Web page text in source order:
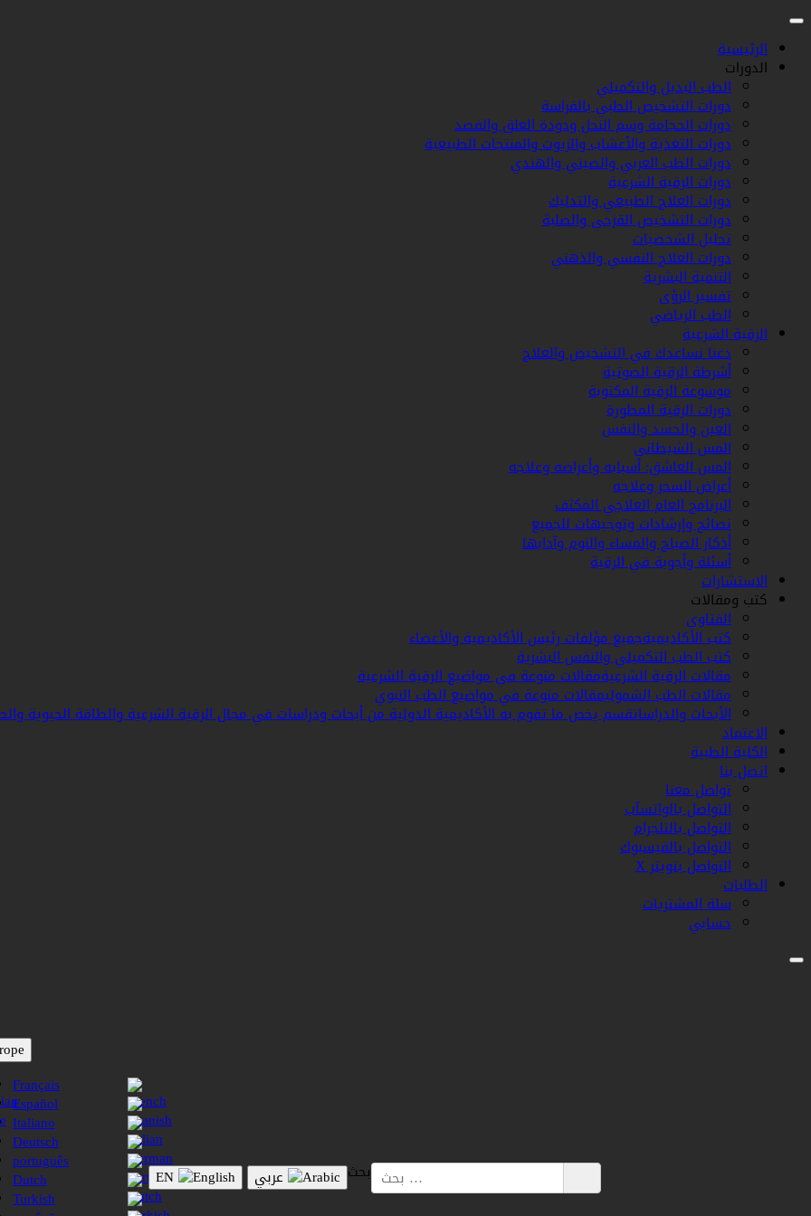
الرئيسية
الدورات
الطب البديل والتكميلي
دورات التشخيص الطبي بالفراسة
دورات الحجامة وسم النحل ودودة العلق والفصد
دورات التغذية والأعشاب والزيوت والمنتجات الطبيعية
دورات الطب العربي والصيني والهندي
دورات الرقية الشرعية
دورات العلاج الطبيعي والتدليك
دورات التشخيص القزحي والصلبة
تحليل الشخصيات
دورات العلاج النفسي والذهني
التنمية البشرية
تفسير الرؤى
الطب الرياضي
الرقية الشرعية
دعنا نساعدك في التشخيص والعلاج
أشرطة الرقية الصوتية
موسوعة الرقية المكتوبة
دورات الرقية المطورة
العين والحسد والنفس
المس الشيطاني
المس العاشق: أسبابه وأعراضه وعلاجه
أعراض السحر وعلاجه
البرنامج العام العلاجي المكثف
نصائح وإرشادات وتوجيهات للجميع
أذكار الصباح والمساء والنوم وآدابها
أسئلة وأجوبة في الرقية
الاستشارات
كتب ومقالات
الفتاوى
كتب الأكاديميةجميع مؤلفات رئيس الأكاديمية والأعضاء
كتب الطب التكميلي والنفس البشرية
مقالات الرقية الشرعيةمقالات منوعة في مواضيع الرقية الشرعية
مقالات الطب الشموليمقالات منوعة في مواضيع الطب النبوي
الأبحاث والدراساتقسم يخص ما تقوم به الأكاديمية الدولية من أبحاث ودراسات في مجال الرقية الشرعية والطاقة الحيوية
الاعتماد
الكلية الطبية
اتصل بنا
تواصل معنا
التواصل بالواتسآب
التواصل بالتلجرام
التواصل بالفيسبوك
التواصل بتويتر X
الطلبات
سلة المشتريات
حسابي
Français
Español
Italiano
Deutsch
português
Dutch
Turkish
EN بحث